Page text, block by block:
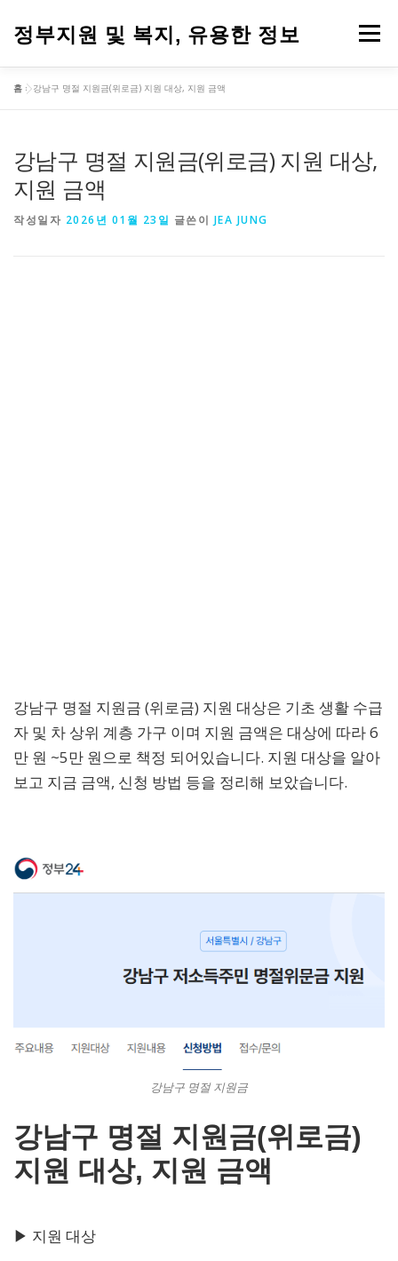
정부지원 및 복지, 유용한 정보 메뉴
홈 »강남구 명절 지원금(위로금) 지원 대상, 지원 금액
강남구 명절 지원금(위로금) 지원 대상,
지원 금액
작성일자 2026년 01월 23일 글쓴이 JEA JUNG
강남구 명절 지원금 (위로금) 지원 대상은 기초 생활 수급
자 및 차 상위 계층 가구 이며 지원 금액은 대상에 따라 6
만 원 ~5만 원으로 책정 되어있습니다. 지원 대상을 알아
보고 지금 금액, 신청 방법 등을 정리해 보았습니다.
강남구 명절 지원금
강남구 명절 지원금(위로금)
지원 대상, 지원 금액
▶ 지원 대상